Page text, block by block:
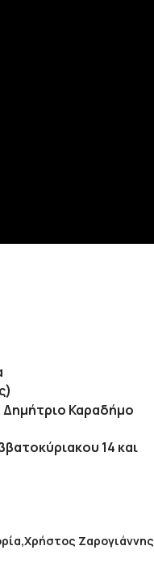
Δημήτριο Καραδήμο
14 και
Χρήστος Ζαρογιάννης